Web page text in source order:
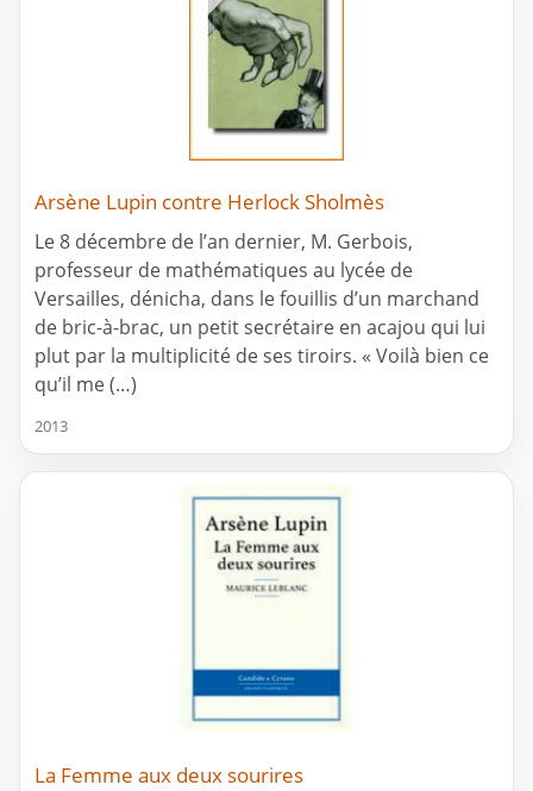
Arsène Lupin contre Herlock Sholmès
Le 8 décembre de l’an dernier, M. Gerbois,
professeur de mathématiques au lycée de
Versailles, dénicha, dans le fouillis d’un marchand
de bric-à-brac, un petit secrétaire en acajou qui lui
plut par la multiplicité de ses tiroirs. « Voilà bien ce
qu’il me (…)
2013
La Femme aux deux sourires